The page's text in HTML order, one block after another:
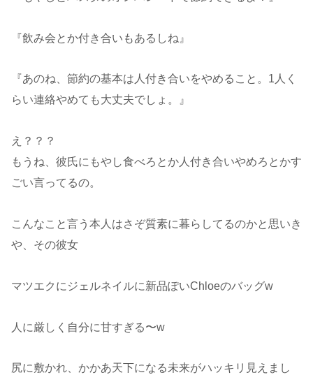
『飲み会とか付き合いもあるしね』
『あのね、節約の基本は人付き合いをやめること。1人く
らい連絡やめても大丈夫でしょ。』
え？？？
もうね、彼氏にもやし食べろとか人付き合いやめろとかす
ごい言ってるの。
こんなこと言う本人はさぞ質素に暮らしてるのかと思いき
や、その彼女
マツエクにジェルネイルに新品ぽいChloeのバッグw
人に厳しく自分に甘すぎる〜w
尻に敷かれ、かかあ天下になる未来がハッキリ見えまし